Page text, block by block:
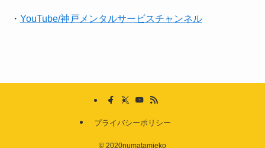
・ YouTube/神戸メンタルサービスチャンネル
プライバシーポリシー
© 2020numatamieko